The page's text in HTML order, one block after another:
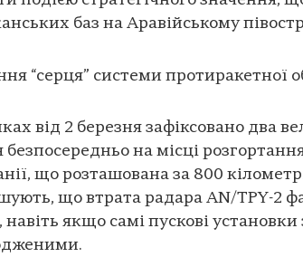
баз на Аравійському
“серця” системи протиракетної
від 2 березня зафіксовано два
безпосередньо на місці
що розташована за 800
що втрата радара AN/TPY-2
навіть якщо самі пускові